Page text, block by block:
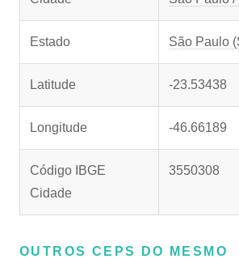
Estado São Paulo
Latitude -23.53438
Longitude -46.66189
Código IBGE
Cidade
3550308
OUTROS CEPS DO MESMO